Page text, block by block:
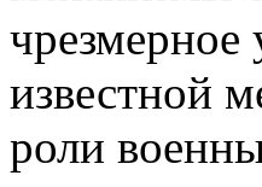
известной
роли